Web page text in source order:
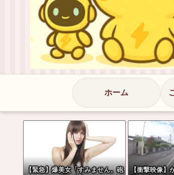
ホーム
【緊急】爆美女「すみません。砲
【衝撃映像】